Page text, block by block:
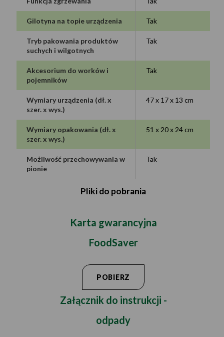
Gilotyna na topie urządzenia Tak
Tryb pakowania produktów
suchych i wilgotnych
Tak
Akcesorium do worków i
pojemników
Tak
Wymiary urządzenia (dł. x
szer. x wys.)
47 x 17 x 13 cm
Wymiary opakowania (dł. x
szer. x wys.)
51 x 20 x 24 cm
Możliwość przechowywania w
pionie
Tak
Pliki do pobrania
Karta gwarancyjna
FoodSaver
POBIERZ
Załącznik do instrukcji -
odpady